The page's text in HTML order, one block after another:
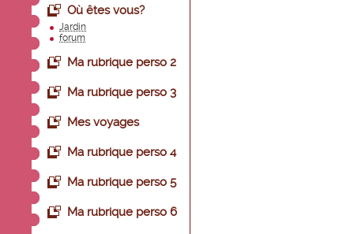
Où êtes vous?
Jardin
forum
Ma rubrique perso 2
Ma rubrique perso 3
Mes voyages
Ma rubrique perso 4
Ma rubrique perso 5
Ma rubrique perso 6